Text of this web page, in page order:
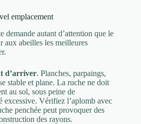
emplacement
demande autant d’attention que le
abeilles les meilleures
d’arriver. Planches, parpaings,
stable et plane. La ruche ne doit
au sol, sous peine de
excessive. Vérifiez l’aplomb avec
penchée peut provoquer des
des rayons.